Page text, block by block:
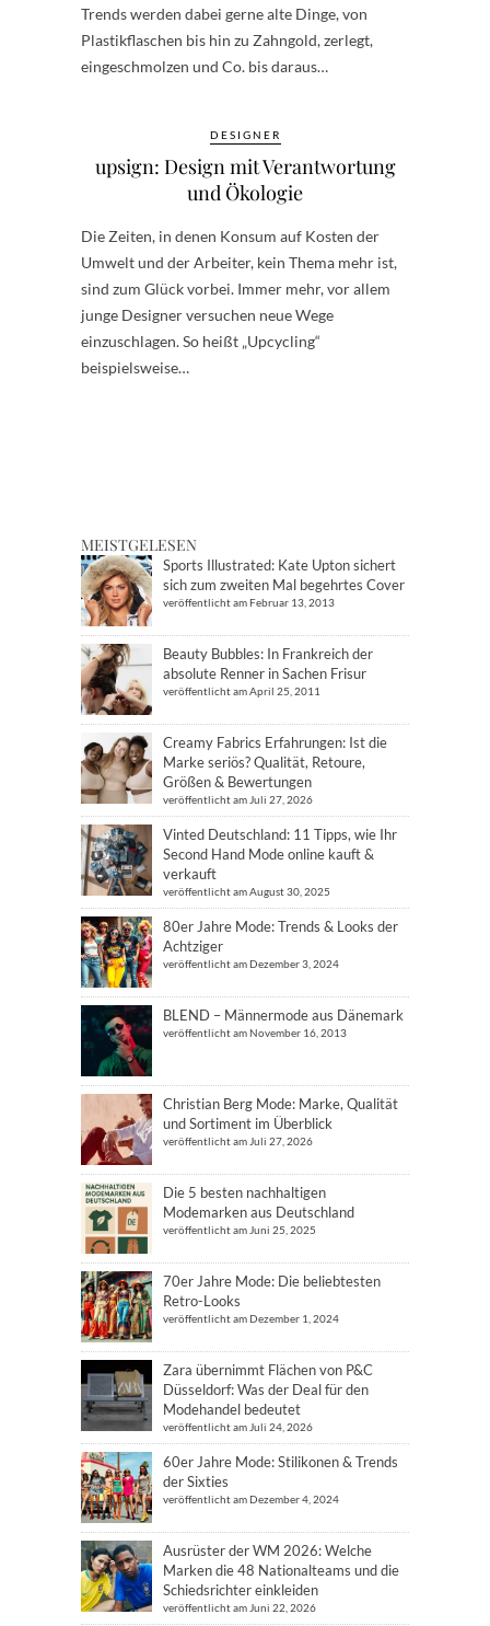
Trends werden dabei gerne alte Dinge, von
Plastikflaschen bis hin zu Zahngold, zerlegt,
eingeschmolzen und Co. bis daraus…
DESIGNER
upsign: Design mit Verantwortung
und Ökologie
Die Zeiten, in denen Konsum auf Kosten der
Umwelt und der Arbeiter, kein Thema mehr ist,
sind zum Glück vorbei. Immer mehr, vor allem
junge Designer versuchen neue Wege
einzuschlagen. So heißt „Upcycling“
beispielsweise…
MEISTGELESEN
Sports Illustrated: Kate Upton sichert
sich zum zweiten Mal begehrtes Cover
veröffentlicht am Februar 13, 2013
Beauty Bubbles: In Frankreich der
absolute Renner in Sachen Frisur
veröffentlicht am April 25, 2011
Creamy Fabrics Erfahrungen: Ist die
Marke seriös? Qualität, Retoure,
Größen & Bewertungen
veröffentlicht am Juli 27, 2026
Vinted Deutschland: 11 Tipps, wie Ihr
Second Hand Mode online kauft &
verkauft
veröffentlicht am August 30, 2025
80er Jahre Mode: Trends & Looks der
Achtziger
veröffentlicht am Dezember 3, 2024
BLEND – Männermode aus Dänemark
veröffentlicht am November 16, 2013
Christian Berg Mode: Marke, Qualität
und Sortiment im Überblick
veröffentlicht am Juli 27, 2026
Die 5 besten nachhaltigen
Modemarken aus Deutschland
veröffentlicht am Juni 25, 2025
70er Jahre Mode: Die beliebtesten
Retro-Looks
veröffentlicht am Dezember 1, 2024
Zara übernimmt Flächen von P&C
Düsseldorf: Was der Deal für den
Modehandel bedeutet
veröffentlicht am Juli 24, 2026
60er Jahre Mode: Stilikonen & Trends
der Sixties
veröffentlicht am Dezember 4, 2024
Ausrüster der WM 2026: Welche
Marken die 48 Nationalteams und die
Schiedsrichter einkleiden
veröffentlicht am Juni 22, 2026